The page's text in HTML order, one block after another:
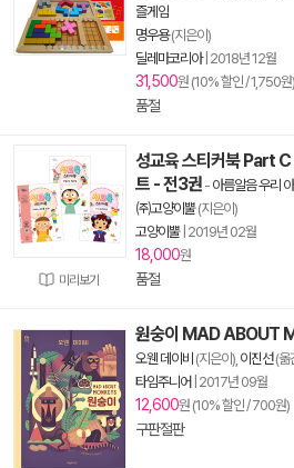
즐게임
명우용(지은이)
딜레마코리아| 2018년 12월
31,500원 (10% 할인 / 1,750원)
품절
미리보기
성교육 스티커북 Part C
트 - 전3권 - 아름알음 우리
㈜고양이뿔(지은이)
고양이뿔| 2019년 02월
18,000원
품절
원숭이 MAD ABOUT
오웬 데이비 (지은이), 이진선(옮
타임주니어 2017년 09월
12,600원 (10% 할인 / 700원)
구판절판